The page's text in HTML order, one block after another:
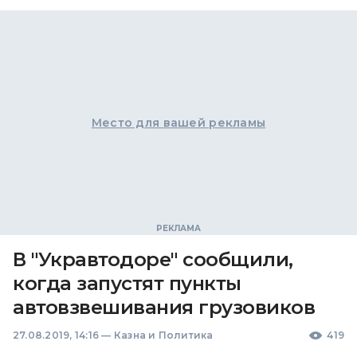
Место для вашей рекламы
В "Укравтодоре" сообщили,
когда запустят пункты
автовзвешивания грузовиков
27.08.2019, 14:16 — Казна и Политика 419